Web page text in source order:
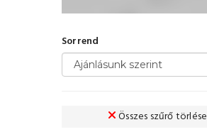
Sorrend
Összes szűrő törlése